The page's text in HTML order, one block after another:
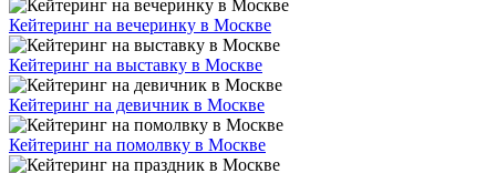
Кейтеринг на вечеринку в Москве
Кейтеринг на выставку в Москве
Кейтеринг на девичник в Москве
Кейтеринг на помолвку в Москве